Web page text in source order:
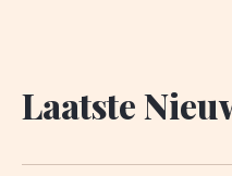
Laatste